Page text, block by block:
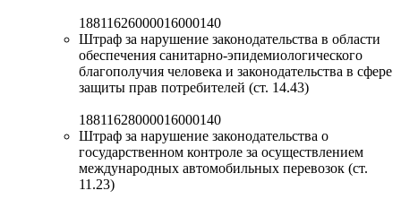
18811626000016000140
Штраф за нарушение законодательства в области
обеспечения санитарно-эпидемиологического
благополучия человека и законодательства в сфере
защиты прав потребителей (ст. 14.43)
18811628000016000140
Штраф за нарушение законодательства о
государственном контроле за осуществлением
международных автомобильных перевозок (ст.
11.23)